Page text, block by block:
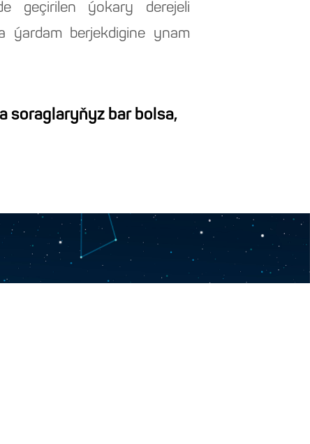
geçirilen ýokary derejeli
ýardam berjekdigine ynam
soraglaryňyz bar bolsa,